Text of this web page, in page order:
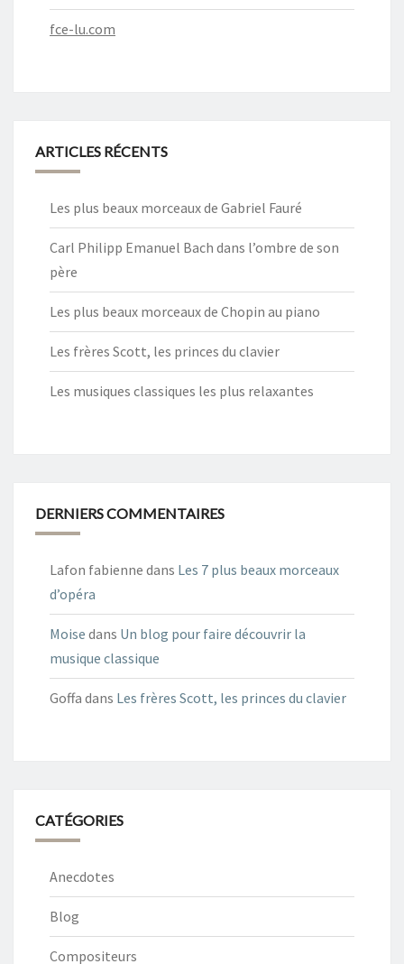
fce-lu.com
ARTICLES RÉCENTS
Les plus beaux morceaux de Gabriel Fauré
Carl Philipp Emanuel Bach dans l’ombre de son
père
Les plus beaux morceaux de Chopin au piano
Les frères Scott, les princes du clavier
Les musiques classiques les plus relaxantes
DERNIERS COMMENTAIRES
Lafon fabienne dans Les 7 plus beaux morceaux
d’opéra
Moise dans Un blog pour faire découvrir la
musique classique
Goffa dans Les frères Scott, les princes du clavier
CATÉGORIES
Anecdotes
Blog
Compositeurs